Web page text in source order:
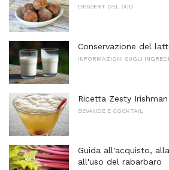
DESSERT DEL SUD
Conservazione del
INFORMAZIONI SUGLI
Ricetta Zesty
BEVANDE E COCKTAIL
Guida all'acquisto,
all'uso del rabarbaro